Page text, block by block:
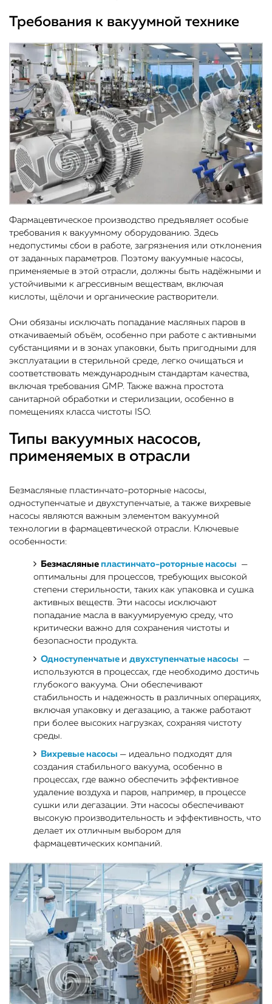
Требования к вакуумной технике
Фармацевтическое производство предъявляет особые
требования к вакуумному оборудованию. Здесь
недопустимы сбои в работе, загрязнения или отклонения
от заданных параметров. Поэтому вакуумные насосы,
применяемые в этой отрасли, должны быть надёжными и
устойчивыми к агрессивным веществам, включая
кислоты, щёлочи и органические растворители.
Они обязаны исключать попадание масляных паров в
откачиваемый объём, особенно при работе с активными
субстанциями и в зонах упаковки, быть пригодными для
эксплуатации в стерильной среде, легко очищаться и
соответствовать международным стандартам качества,
включая требования GMP. Также важна простота
санитарной обработки и стерилизации, особенно в
помещениях класса чистоты ISO.
Типы вакуумных насосов,
применяемых в отрасли
Безмасляные пластинчато-роторные насосы,
одноступенчатые и двухступенчатые, а также вихревые
насосы являются важным элементом вакуумной
технологии в фармацевтической отрасли. Ключевые
особенности:
Безмасляные пластинчато-роторные насосы —
оптимальны для процессов, требующих высокой
степени стерильности, таких как упаковка и сушка
активных веществ. Эти насосы исключают
попадание масла в вакуумируемую среду, что
критически важно для сохранения чистоты и
безопасности продукта.
Одноступенчатые и двухступенчатые насосы —
используются в процессах, где необходимо достичь
глубокого вакуума. Они обеспечивают
стабильность и надежность в различных операциях,
включая упаковку и дегазацию, а также работают
при более высоких нагрузках, сохраняя чистоту
среды.
Вихревые насосы — идеально подходят для
создания стабильного вакуума, особенно в
процессах, где важно обеспечить эффективное
удаление воздуха и паров, например, в процессе
сушки или дегазации. Эти насосы обеспечивают
высокую производительность и эффективность, что
делает их отличным выбором для
фармацевтических компаний.